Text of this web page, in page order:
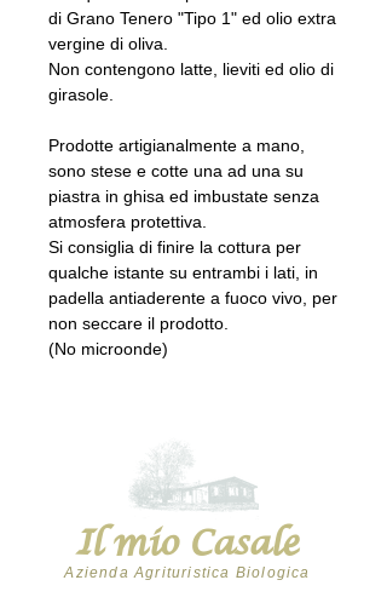
di Grano Tenero "Tipo 1" ed olio extra
vergine di oliva.
Non contengono latte, lieviti ed olio di
girasole.
Prodotte artigianalmente a mano,
sono stese e cotte una ad una su
piastra in ghisa ed imbustate senza
atmosfera protettiva.
Si consiglia di finire la cottura per
qualche istante su entrambi i lati, in
padella antiaderente a fuoco vivo, per
non seccare il prodotto.
(No microonde)
Azienda Agrituristica Biologica
Il mio Casale